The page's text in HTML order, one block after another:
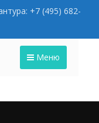
+7 (495) 682-
Меню